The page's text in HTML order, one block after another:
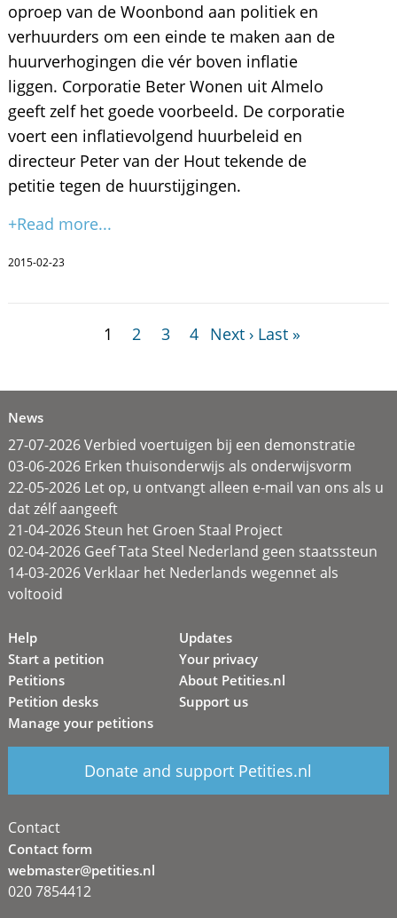
oproep van de Woonbond aan politiek en
verhuurders om een einde te maken aan de
huurverhogingen die vér boven inflatie
liggen. Corporatie Beter Wonen uit Almelo
geeft zelf het goede voorbeeld. De corporatie
voert een inflatievolgend huurbeleid en
directeur Peter van der Hout tekende de
petitie tegen de huurstijgingen.
+Read more...
2015-02-23
1 2 3 4 Next › Last »
News
27-07-2026 Verbied voertuigen bij een demonstratie
03-06-2026 Erken thuisonderwijs als onderwijsvorm
22-05-2026 Let op, u ontvangt alleen e-mail van ons als u
dat zélf aangeeft
21-04-2026 Steun het Groen Staal Project
02-04-2026 Geef Tata Steel Nederland geen staatssteun
14-03-2026 Verklaar het Nederlands wegennet als
voltooid
Help
Start a petition
Petitions
Petition desks
Manage your petitions
Updates
Your privacy
About Petities.nl
Support us
Donate and support Petities.nl
Contact
Contact form
webmaster@petities.nl
020 7854412